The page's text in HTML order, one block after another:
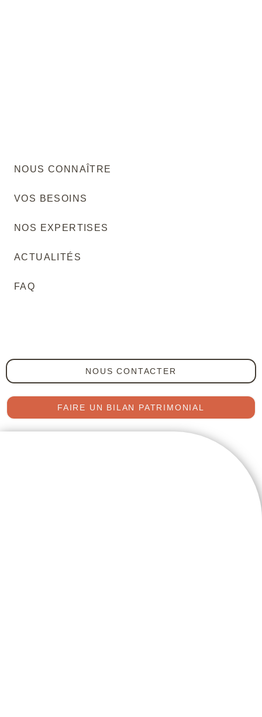
NOUS CONNAÎTRE
VOS BESOINS
NOS EXPERTISES
ACTUALITÉS
FAQ
NOUS CONTACTER
FAIRE UN BILAN PATRIMONIAL